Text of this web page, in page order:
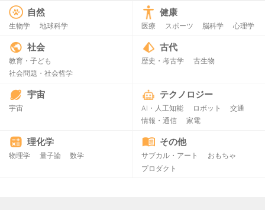
自然
生物学 地球科学
健康
医療 スポーツ 脳科学 心理学
社会
教育・子ども
社会問題・社会哲学
古代
歴史・考古学 古生物
宇宙
宇宙
テクノロジー
AI・人工知能 ロボット
交通
情報・通信
家電
理化学
物理学 量子論 数学
その他
サブカル・アート
おもちゃ
プロダクト